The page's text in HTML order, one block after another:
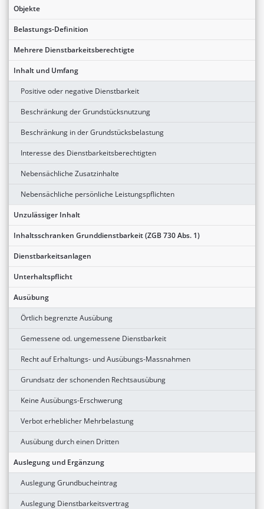
Objekte
Belastungs-Definition
Mehrere Dienstbarkeitsberechtigte
Inhalt und Umfang
Positive oder negative Dienstbarkeit
Beschränkung der Grundstücksnutzung
Beschränkung in der Grundstücksbelastung
Interesse des Dienstbarkeitsberechtigten
Nebensächliche Zusatzinhalte
Nebensächliche persönliche Leistungspflichten
Unzulässiger Inhalt
Inhaltsschranken Grunddienstbarkeit (ZGB 730 Abs. 1)
Dienstbarkeitsanlagen
Unterhaltspflicht
Ausübung
Örtlich begrenzte Ausübung
Gemessene od. ungemessene Dienstbarkeit
Recht auf Erhaltungs- und Ausübungs-Massnahmen
Grundsatz der schonenden Rechtsausübung
Keine Ausübungs-Erschwerung
Verbot erheblicher Mehrbelastung
Ausübung durch einen Dritten
Auslegung und Ergänzung
Auslegung Grundbucheintrag
Auslegung Dienstbarkeitsvertrag